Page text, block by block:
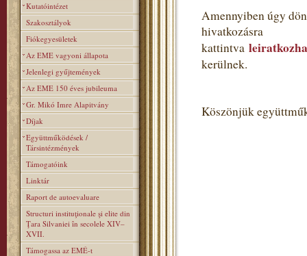
Kutatóintézet
Szakosztályok
Fiókegyesületek
Az EME vagyoni állapota
Jelenlegi gyűjtemények
Az EME 150 éves jubileuma
Gr. Mikó Imre Alapitvány
Díjak
Együttműködések /
Társintézmények
Támogatóink
Linktár
Raport de autoevaluare
Structuri instituţionale şi elite din
Ţara Silvaniei în secolele XIV–
XVII.
Támogassa az EMÉ-t
Amennyiben úgy
hivatkozásra
kattintva
kerülnek.
Köszönjük